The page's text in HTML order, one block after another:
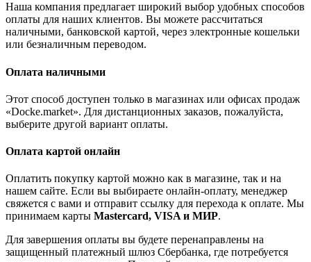
Наша компания предлагает широкий выбор удобных способов
оплаты для наших клиентов. Вы можете рассчитаться
наличными, банковской картой, через электронные кошельки
или безналичным переводом.
Оплата наличными
Этот способ доступен только в магазинах или офисах продаж
«Docke.market». Для дистанционных заказов, пожалуйста,
выберите другой вариант оплаты.
Оплата картой онлайн
Оплатить покупку картой можно как в магазине, так и на
нашем сайте. Если вы выбираете онлайн-оплату, менеджер
свяжется с вами и отправит ссылку для перехода к оплате. Мы
принимаем карты Mastercard, VISA и МИР.
Для завершения оплаты вы будете перенаправлены на
защищенный платежный шлюз Сбербанка, где потребуется